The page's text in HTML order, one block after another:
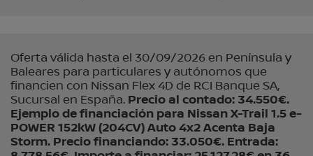
Oferta válida hasta el 30/09/2026 en Península y
Baleares para particulares y autónomos que
financien con Nissan Flex 4D de RCI Banque SA,
Sucursal en España. Precio al contado: 34.550€.
Ejemplo de financiación para Nissan X-Trail 1.5 e-
POWER 152kW (204CV) Auto 4x2 Acenta Baja
Storm. Precio financiando: 33.050€. Entrada: